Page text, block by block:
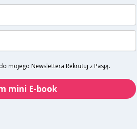
mojego Newslettera Rekrutuj z Pasją.
mini E-book